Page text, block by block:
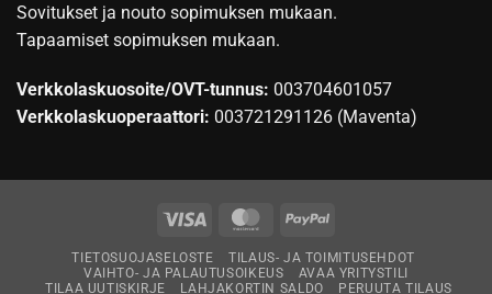
Sovitukset ja nouto sopimuksen mukaan.
Tapaamiset sopimuksen mukaan.
Verkkolaskuosoite/OVT-tunnus: 003704601057
Verkkolaskuoperaattori: 003721291126 (Maventa)
Visa MasterCardPayPal
TIETOSUOJASELOSTE
TILAUS- JA TOIMITUSEHDOT
VAIHTO- JA PALAUTUSOIKEUS
AVAA YRITYSTILI
TILAA UUTISKIRJE
LAHJAKORTIN SALDO PERUUTA TILAUS